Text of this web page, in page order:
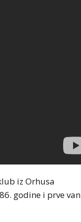
iz Orhusa
godine i prve van